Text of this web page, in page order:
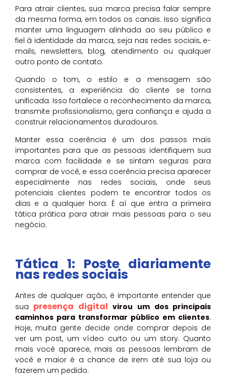
Para atrair clientes, sua marca precisa falar sempre
da mesma forma, em todos os canais. Isso significa
manter uma linguagem alinhada ao seu público e
fiel à identidade da marca, seja nas redes sociais, e-
mails, newsletters, blog, atendimento ou qualquer
outro ponto de contato.
Quando o tom, o estilo e a mensagem são
consistentes, a experiência do cliente se torna
unificada. Isso fortalece o reconhecimento da marca,
transmite profissionalismo, gera confiança e ajuda a
construir relacionamentos duradouros.
Manter essa coerência é um dos passos mais
importantes para que as pessoas identifiquem sua
marca com facilidade e se sintam seguras para
comprar de você, e essa coerência precisa aparecer
especialmente nas redes sociais, onde seus
potenciais clientes podem te encontrar todos os
dias e a qualquer hora. É aí que entra a primeira
tática prática para atrair mais pessoas para o seu
negócio.
Tática 1: Poste diariamente
nas redes sociais
Antes de qualquer ação, é importante entender que
sua presença digital virou um dos principais
caminhos para transformar público em clientes.
Hoje, muita gente decide onde comprar depois de
ver um post, um vídeo curto ou um story. Quanto
mais você aparece, mais as pessoas lembram de
você e maior é a chance de irem até sua loja ou
fazerem um pedido.